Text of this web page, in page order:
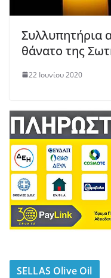
Συλλυπητήρια
θάνατο της
22 Ιουνίου 2020
SELLAS Olive Oil